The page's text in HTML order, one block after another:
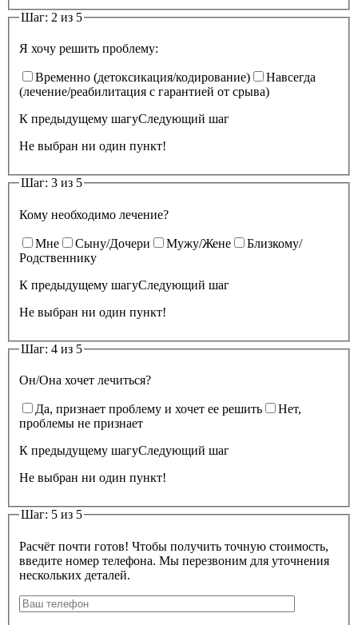
Шаг: 2 из 5
Я хочу решить проблему:
Временно (детоксикация/кодирование)
Навсегда
(лечение/реабилитация с гарантией от срыва)
К предыдущему шагуСледующий шаг
Не выбран ни один пункт!
Шаг: 3 из 5
Кому необходимо лечение?
Мне Сыну/Дочери Мужу/Жене
Близкому/
Родственнику
К предыдущему шагуСледующий шаг
Не выбран ни один пункт!
Шаг: 4 из 5
Он/Она хочет лечиться?
Да, признает проблему и хочет ее решить
Нет,
проблемы не признает
К предыдущему шагуСледующий шаг
Не выбран ни один пункт!
Шаг: 5 из 5
Расчёт почти готов! Чтобы получить точную стоимость,
введите номер телефона. Мы перезвоним для уточнения
нескольких деталей.